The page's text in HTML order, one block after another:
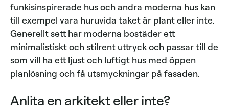
funkisinspirerade hus och andra moderna hus kan
till exempel vara huruvida taket är plant eller inte.
Generellt sett har moderna bostäder ett
minimalistiskt och stilrent uttryck och passar till de
som vill ha ett ljust och luftigt hus med öppen
planlösning och få utsmyckningar på fasaden.
Anlita en arkitekt eller inte?